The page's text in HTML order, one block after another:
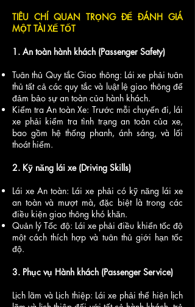
TIÊU CHÍ QUAN TRỌNG ĐỂ ĐÁNH GIÁ
MỘT TÀI XẾ TỐT
1. An toàn hành khách (Passenger Safety)
Tuân thủ Quy tắc Giao thông: Lái xe phải tuân
thủ tất cả các quy tắc và luật lệ giao thông để
đảm bảo sự an toàn của hành khách.
Kiểm tra An toàn Xe: Trước mỗi chuyến đi, lái
xe phải kiểm tra tình trạng an toàn của xe,
bao gồm hệ thống phanh, ánh sáng, và lối
thoát hiểm.
2. Kỹ năng lái xe (Driving Skills)
Lái xe An toàn: Lái xe phải có kỹ năng lái xe
an toàn và mượt mà, đặc biệt là trong các
điều kiện giao thông khó khăn.
Quản lý Tốc độ: Lái xe phải điều khiển tốc độ
một cách thích hợp và tuân thủ giới hạn tốc
độ.
3. Phục vụ Hành khách (Passenger Service)
Lịch lãm và Lịch thiệp: Lái xe phải thể hiện lịch